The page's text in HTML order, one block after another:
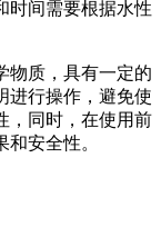
时间需要根据水性
物质，具有一定的
进行操作，避免使
， 同时，在使用前
安全性。